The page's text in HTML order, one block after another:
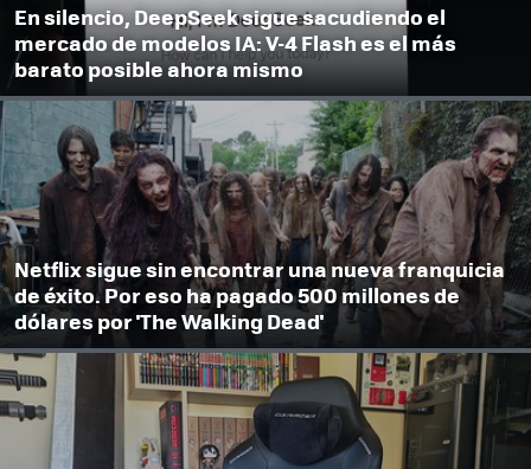
En silencio, DeepSeek sigue sacudiendo el
mercado de modelos IA: V-4 Flash es el más
barato posible ahora mismo
Netflix sigue sin encontrar una nueva franquicia
de éxito. Por eso ha pagado 500 millones de
dólares por 'The Walking Dead'